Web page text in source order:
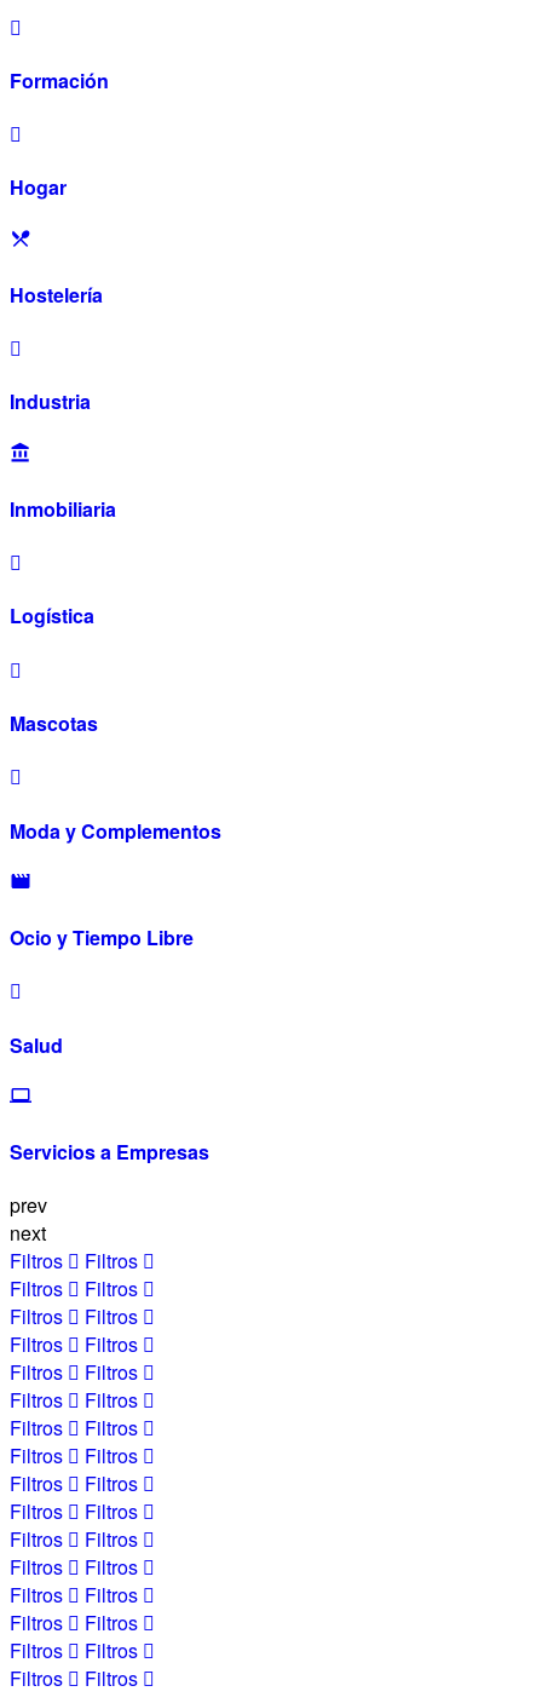
Formación
Hogar
Hostelería
Industria
Inmobiliaria
Logística
Mascotas
Moda y Complementos
Ocio y Tiempo Libre
Salud
Servicios a Empresas
prev
next
Filtros
Filtros
Filtros
Filtros
Filtros
Filtros
Filtros
Filtros
Filtros
Filtros
Filtros
Filtros
Filtros
Filtros
Filtros
Filtros
Filtros
Filtros
Filtros
Filtros
Filtros
Filtros
Filtros
Filtros
Filtros
Filtros
Filtros
Filtros
Filtros
Filtros
Filtros
Filtros